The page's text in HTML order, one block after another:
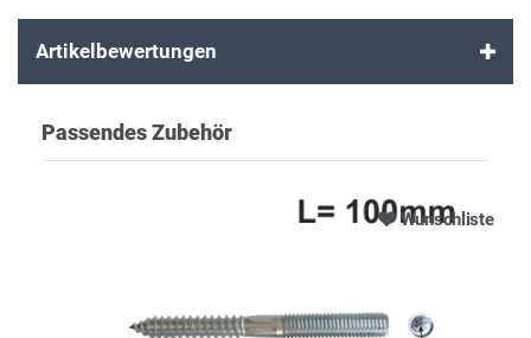
Artikelbewertungen
Passendes Zubehör
Wunschliste